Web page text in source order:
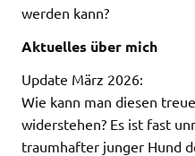
werden kann?
Aktuelles über mich
Update März 2026:
Wie kann man diesen
widerstehen? Es ist fast
traumhafter junger Hund